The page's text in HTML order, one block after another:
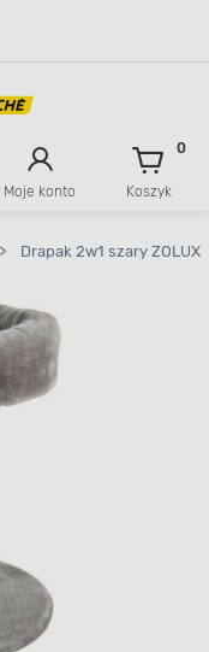
Moje konto Koszyk
0
> Drapak 2w1 szary ZOLUX